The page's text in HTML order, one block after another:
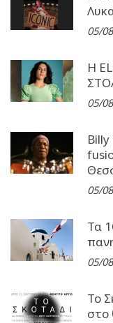
05/
Η
05/
05/
Τα
05/
Το
στο